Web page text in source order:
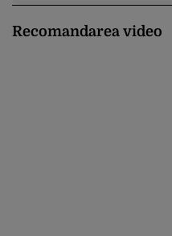
Recomandarea video